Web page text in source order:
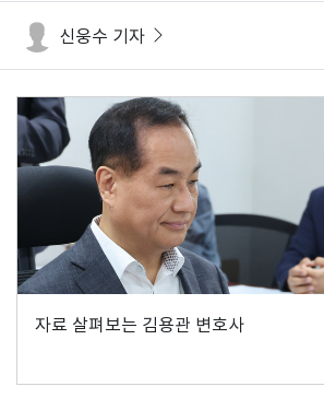
신웅수 기자
자료 살펴보는 김용관 변호사